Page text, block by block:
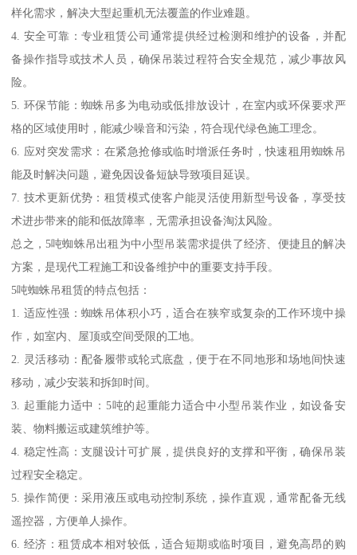
样化需求，解决大型起重机无法覆盖的作业难题。
4. 安全可靠：专业租赁公司通常提供经过检测和维护的设备，并配
备操作指导或技术人员，确保吊装过程符合安全规范，减少事故风
险。
5. 环保节能：蜘蛛吊多为电动或低排放设计，在室内或环保要求严
格的区域使用时，能减少噪音和污染，符合现代绿色施工理念。
6. 应对突发需求：在紧急抢修或临时增派任务时，快速租用蜘蛛吊
能及时解决问题，避免因设备短缺导致项目延误。
7. 技术更新优势：租赁模式使客户能灵活使用新型号设备，享受技
术进步带来的能和低故障率，无需承担设备淘汰风险。
总之，5吨蜘蛛吊出租为中小型吊装需求提供了经济、便捷且的解决
方案，是现代工程施工和设备维护中的重要支持手段。
5吨蜘蛛吊租赁的特点包括：
1. 适应性强：蜘蛛吊体积小巧，适合在狭窄或复杂的工作环境中操
作，如室内、屋顶或空间受限的工地。
2. 灵活移动：配备履带或轮式底盘，便于在不同地形和场地间快速
移动，减少安装和拆卸时间。
3. 起重能力适中：5吨的起重能力适合中小型吊装作业，如设备安
装、物料搬运或建筑维护等。
4. 稳定性高：支腿设计可扩展，提供良好的支撑和平衡，确保吊装
过程安全稳定。
5. 操作简便：采用液压或电动控制系统，操作直观，通常配备无线
遥控器，方便单人操作。
6. 经济：租赁成本相对较低，适合短期或临时项目，避免高昂的购